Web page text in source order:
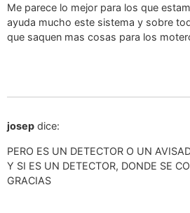
Me parece lo mejor para los que
ayuda mucho este sistema y sobre
que saquen mas cosas para los
josep dice:
PERO ES UN DETECTOR O UN
Y SI ES UN DETECTOR, DONDE SE
GRACIAS